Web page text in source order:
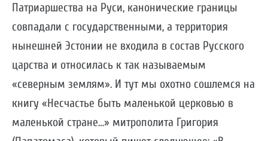
Патриаршества на Руси, канонические границы
совпадали с государственными, а территория
нынешней Эстонии не входила в состав Русского
царства и относилась к так называемым
«северным землям». И тут мы охотно сошлемся на
книгу «Несчастье быть маленькой церковью в
маленькой стране…» митрополита Григория